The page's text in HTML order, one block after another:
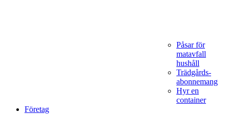
Påsar för
matavfall
hushåll
Trädgårds­
abonnemang
Hyr en
container
Företag